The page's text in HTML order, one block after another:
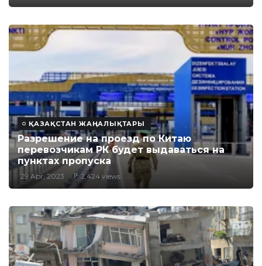
ҚАЗАҚСТАН ЖАҢАЛЫҚТАРЫ
Разрешение на проезд по Китаю
перевозчикам РК будет выдаваться на
пунктах пропуска
29 Apr, 2023 2,424 views